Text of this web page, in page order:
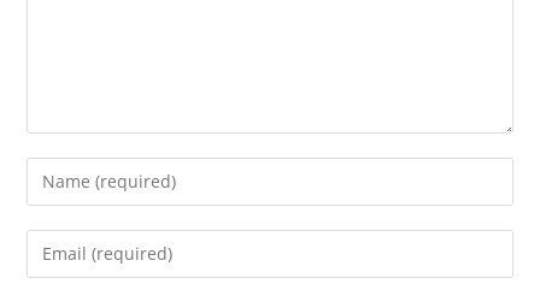
Enter
your
name
Enter
your